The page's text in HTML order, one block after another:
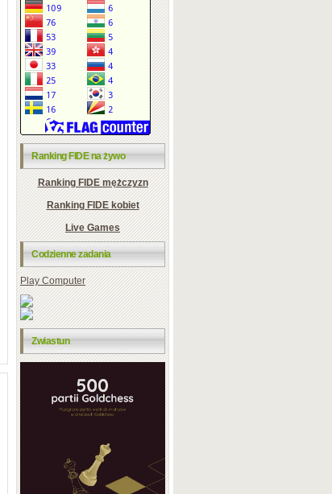
Ranking FIDE na żywo
Ranking FIDE mężczyzn
Ranking FIDE kobiet
Live Games
Codzienne zadania
Play Computer
Zwiastun